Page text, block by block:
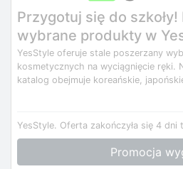
Przygotuj się do szkoły!
wybrane produkty w
YesStyle oferuje stale poszerzany
kosmetycznych na wyciągnięcie ręki.
katalog obejmuje koreańskie,
YesStyle. Oferta zakończyła się 4 dni
Promocja